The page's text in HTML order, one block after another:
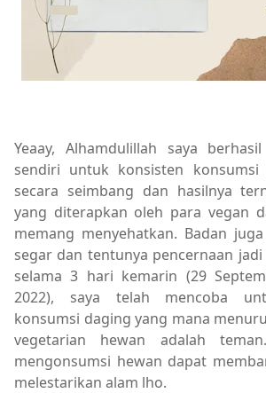
Yeaay, Alhamdulillah saya
sendiri untuk konsisten
secara seimbang dan hasilnya
yang diterapkan oleh para vegan
memang menyehatkan. Badan
segar dan tentunya pencernaan jadi
selama 3 hari kemarin (29
2022), saya telah mencoba
konsumsi daging yang mana
vegetarian hewan adalah
mengonsumsi hewan dapat
melestarikan alam lho.